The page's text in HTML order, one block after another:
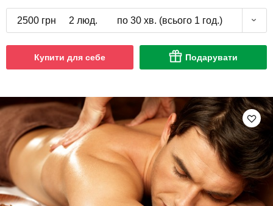
2500 грн 2 люд. по 30 хв. (всього 1 год.)
Купити для себе Подарувати